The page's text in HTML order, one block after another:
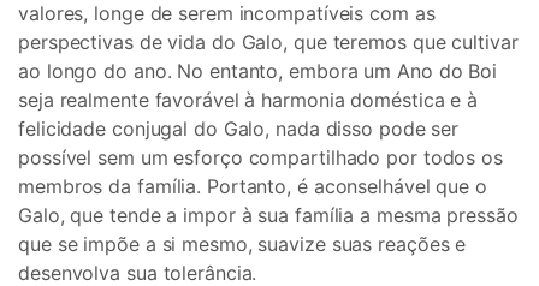
valores, longe de serem incompatíveis com as
perspectivas de vida do Galo, que teremos que cultivar
ao longo do ano. No entanto, embora um Ano do Boi
seja realmente favorável à harmonia doméstica e à
felicidade conjugal do Galo, nada disso pode ser
possível sem um esforço compartilhado por todos os
membros da família. Portanto, é aconselhável que o
Galo, que tende a impor à sua família a mesma pressão
que se impõe a si mesmo, suavize suas reações e
desenvolva sua tolerância.